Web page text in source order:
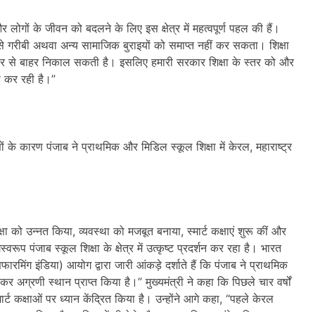
लोगों के जीवन को बदलने के लिए इस क्षेत्र में महत्वपूर्ण पहल की हैं।
गरीबी अथवा अन्य सामाजिक बुराइयों को समाप्त नहीं कर सकता। शिक्षा
बाहर निकाल सकती है। इसलिए हमारी सरकार शिक्षा के स्तर को और
कर रही है।”
कारण पंजाब ने प्राथमिक और मिडिल स्कूल शिक्षा में केरल, महाराष्ट्र
को उन्नत किया, व्यवस्था को मजबूत बनाया, स्मार्ट कक्षाएं शुरू कीं और
पंजाब स्कूल शिक्षा के क्षेत्र में उत्कृष्ट प्रदर्शन कर रहा है। भारत
इंडिया) आयोग द्वारा जारी आंकड़े दर्शाते हैं कि पंजाब ने प्राथमिक
अग्रणी स्थान प्राप्त किया है।” मुख्यमंत्री ने कहा कि पिछले चार वर्षों
कक्षाओं पर ध्यान केंद्रित किया है। उन्होंने आगे कहा, “पहले केरल